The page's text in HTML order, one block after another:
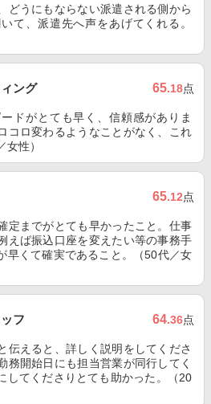
どうにもならない派遣される側から
て、派遣先へ声をあげてくれる。
ング 65.18点
ドがとても早く、信頼感がありま
コロ変わるようなことがなく、これ
性）
65.12点
定までがとても早かったこと。仕事
えば振込口座を変えたい等の事務手
早くて確実であること。（50代／女
フ 64.36点
伝えると、詳しく説明をしてくださ
務開始日にも担当営業が同行してく
してくださりとても助かった。（20